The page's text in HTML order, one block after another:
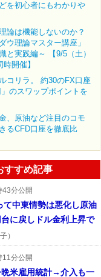
を初心者にもわかりや
論は機能しないのか？
ウ理論マスター講座」
と実践編～ 【9/5（土）
開催】
コリラ。 約30のFX口座
のスワップポイントを
、原油など注目のコモ
るCFD口座を徹底比
すすめ記事
分公開
て中東情勢は悪化し原油
に戻しドル金利上昇で
）
分公開
晩米雇用統計→介入も一